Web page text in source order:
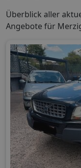
Überblick aller
Angebote für